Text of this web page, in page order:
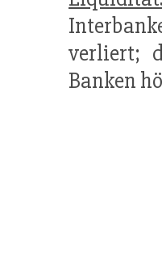
verliert;
Banken